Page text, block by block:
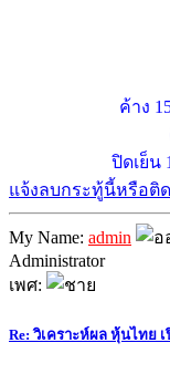
ค้าง
ปิดเย็น
แจ้งลบกระทู้นี้หรือติ
My Name: admin
Administrator
เพศ:
Re: วิเคราะห์ผล หุ้นไทย